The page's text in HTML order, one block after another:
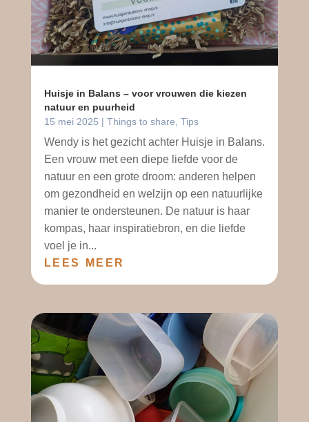
Huisje in Balans – voor vrouwen die kiezen
natuur en puurheid
15 mei 2025 | Things to share Tips
Wendy is het gezicht achter Huisje in Balans.
Een vrouw met een diepe liefde voor de
natuur en een grote droom: anderen helpen
om gezondheid en welzijn op een natuurlijke
manier te ondersteunen. De natuur is haar
kompas, haar inspiratiebron, en die liefde
voel je in...
LEES MEER